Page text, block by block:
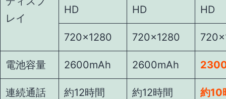
レイ
HD HD HD
720×1280 720×1280
電池容量 2600mAh 2600mAh
連続通話
約12時間
約12時間
約10